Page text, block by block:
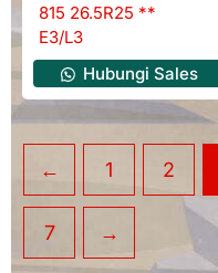
815 26.5R25 **
E3/L3
Hubungi Sales
← 1 2
7 →